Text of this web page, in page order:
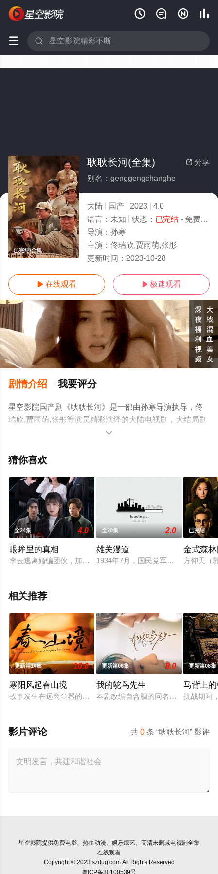
   
 
已完结/全集
 分享
耿耿长河(全集)
别名：genggengchanghe
大陆 国产 2023
4.0
语言： 未知 状态： 已完结- 免费在线观看
导演： 孙寒
主演： 佟瑞欣,贾雨萌,张彤
更新时间： 2023-10-28
 在线观看  极速观看
剧情介绍 我要评分
星空影院国产剧《耿耿长河》是一部由孙寒导演执导，佟
瑞欣,贾雨萌,张彤等演员精彩演绎的大陆电视剧，大结局剧
情已揭晓（已完结），手机免费观看高清无删减完整版电
视剧、电视猫或剧情网等平台了解。

猜你喜欢
全24集 4.0
眼眸里的真相
李云逃离婚骗团伙，加入东远投资，却发现闺蜜万小雨正与公
全20集 2.0
雄关漫道
1934年7月，国民党军又集中32个师
已完结
金式森
方仰天（
相关推荐
更新第14集 10.0
寒阳风起春山境
故事发生在远离尘嚣的春日山野，两个孤独的人因机缘巧合相
更新第06集 8.0
我的鸵鸟先生
本剧改编自含胭的同名小说，讲述了
更新第08集
马背上
抗战期间
共0 条 “耿耿长河” 影评
影片评论
星空影院提供免费电影、热血动漫、娱乐综艺、高清未删减电视剧全集
在线观看
Copyright © 2023 szdug.com All Rights Reserved
粤ICP备30100539号